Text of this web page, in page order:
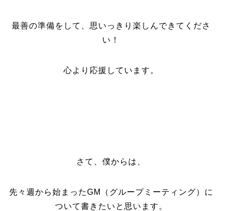
最善の準備をして、思いっきり楽しんできてくださ
い！
心より応援しています。
さて、僕からは、
先々週から始まったGM（グループミーティング）に
ついて書きたいと思います。